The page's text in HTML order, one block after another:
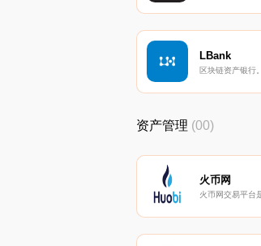
LBank
区块链资产银行。
资产管理 (00)
火币网